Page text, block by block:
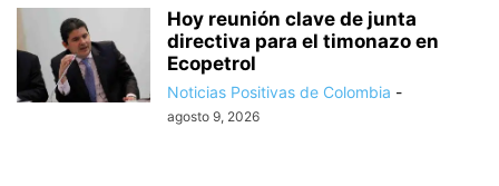
Hoy reunión clave de junta
directiva para el timonazo en
Ecopetrol
Noticias Positivas de Colombia -
agosto 9, 2026